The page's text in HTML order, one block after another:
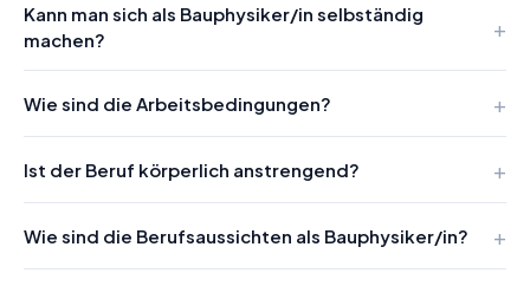
Kann man sich als Bauphysiker/in selbständig
machen?
Wie sind die Arbeitsbedingungen?
Ist der Beruf körperlich anstrengend?
Wie sind die Berufsaussichten als Bauphysiker/in?